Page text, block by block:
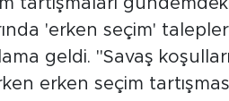
tartışmaları
'erken seçim'
geldi. "Savaş
erken seçim